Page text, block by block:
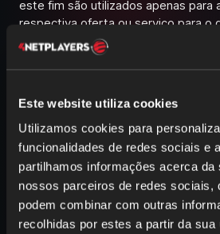
Este website utiliza cookies
Utilizamos cookies para
funcionalidades de redes sociais e
partilhamos informações acerca
nossos parceiros de redes sociais,
podem combinar com outras
recolhidas por estes a partir da
este fim são utilizados apenas para
respectiva oferta ou serviço para o
registrou. As informações
momento do registro devem ser
Caso contrário, rejeitaremos o
Para alterações importantes, como
ou em mudanças tecnicamente
e-mail fornecido no momento do
por este meio.
O processamento dos dados
é realizado com base no seu
1 lit. a do RGPD). Você pode